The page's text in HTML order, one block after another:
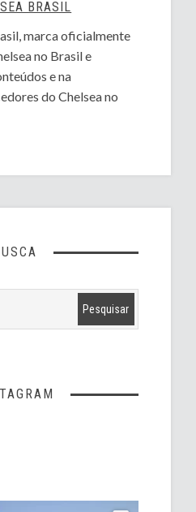
BRASIL
marca oficialmente
no Brasil e
e na
do Chelsea no